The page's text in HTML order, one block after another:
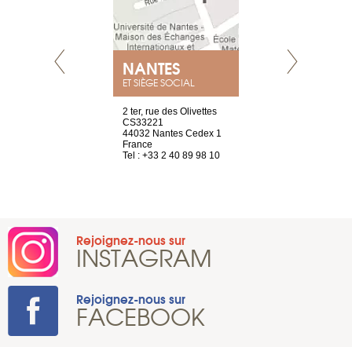
NANTES
ET SIÈGE SOCIAL
2 ter, rue des Olivettes
CS33221
44032 Nantes Cedex 1
France
Tel : +33 2 40 89 98 10
Rejoignez-nous sur
INSTAGRAM
Rejoignez-nous sur
FACEBOOK